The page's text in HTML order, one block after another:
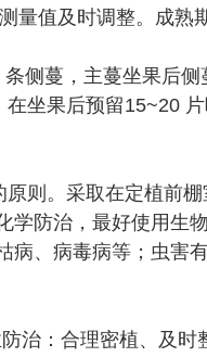
量值及时调整。成熟
侧蔓，主蔓坐果后
坐果后预留15~20 片
原则。采取在定植前
学防治，最好使用生
、病毒病等；虫害
治：合理密植、及时